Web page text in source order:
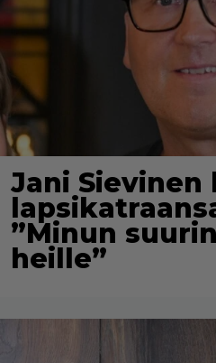
Jani Sievinen
”Minun
heille”